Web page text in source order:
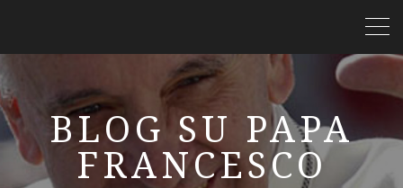
BLOG SU PAPA
FRANCESCO